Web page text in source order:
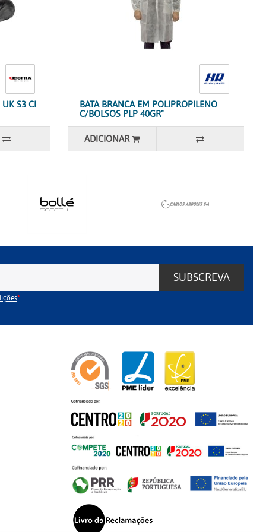
S3 CI BATA BRANCA EM POLIPROPILENO
C/BOLSOS PLP 40GR"
ADICIONAR
SUBSCREVA